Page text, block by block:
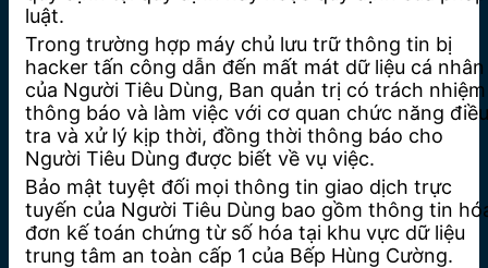
luật.
Trong trường hợp máy chủ lưu trữ thông tin bị
hacker tấn công dẫn đến mất mát dữ liệu cá nhân
của Người Tiêu Dùng, Ban quản trị có trách nhiệm
thông báo và làm việc với cơ quan chức năng điều
tra và xử lý kịp thời, đồng thời thông báo cho
Người Tiêu Dùng được biết về vụ việc.
Bảo mật tuyệt đối mọi thông tin giao dịch trực
tuyến của Người Tiêu Dùng bao gồm thông tin
đơn kế toán chứng từ số hóa tại khu vực dữ liệu
trung tâm an toàn cấp 1 của Bếp Hùng Cường.